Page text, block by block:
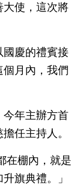
大使，這次將
國慶的禮賓接
月內，我們
今年主辦方首
任主持人。
在棚內，就是
旗典禮。」